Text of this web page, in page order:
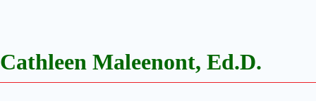
Cathleen Maleenont, Ed.D.